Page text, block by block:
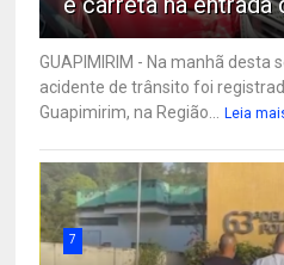
GUAPIMIRIM - Na manhã desta
acidente de trânsito foi
Guapimirim, na Região...
Leia
7